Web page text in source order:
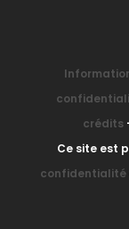
crédits
Ce site est
confidentialité